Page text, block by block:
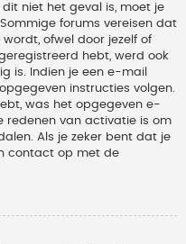
niet het geval is, moet je
forums vereisen dat
ofwel door jezelf of
hebt, werd ook
is. Indien je een e-mail
instructies volgen.
was het opgegeven e-
redenen van activatie is om
Als je zeker bent dat je
contact op met de